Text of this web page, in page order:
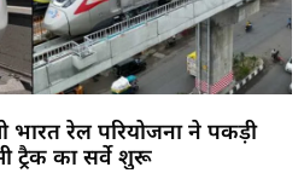
भारत रेल परियोजना ने पकड़ी
ट्रैक का सर्वे शुरू